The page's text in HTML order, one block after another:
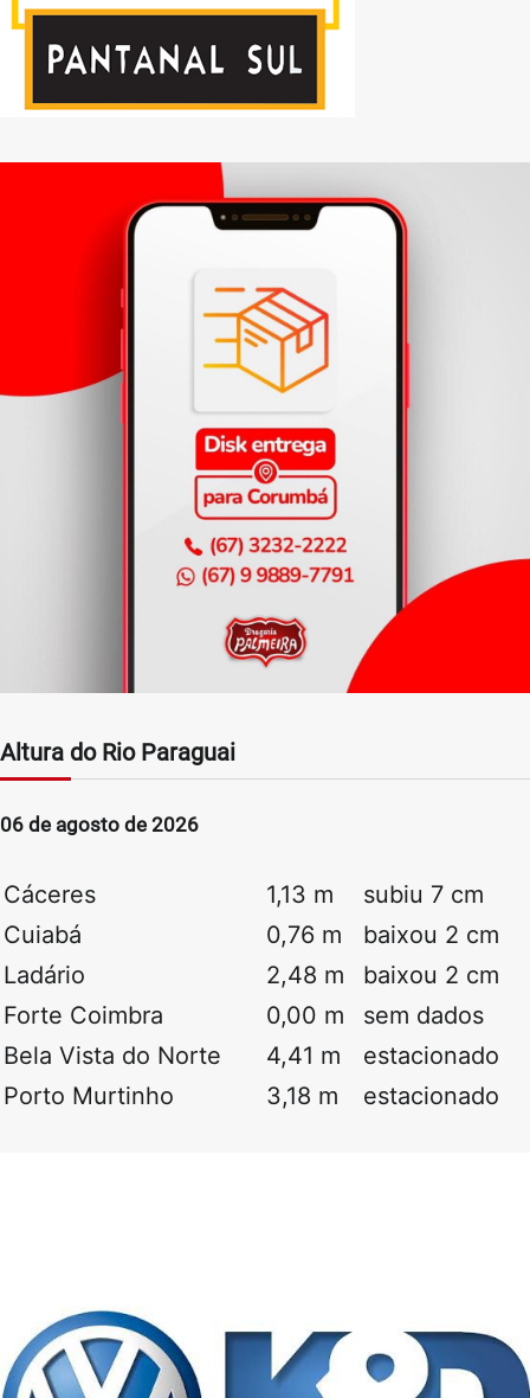
Altura do Rio Paraguai
06 de agosto de 2026
Cáceres 1,13 m
subiu 7 cm
Cuiabá
0,76 m
baixou 2 cm
Ladário
2,48 m
baixou 2 cm
Forte Coimbra
0,00 m
sem dados
Bela Vista do Norte
4,41 m
estacionado
Porto Murtinho
3,18 m estacionado